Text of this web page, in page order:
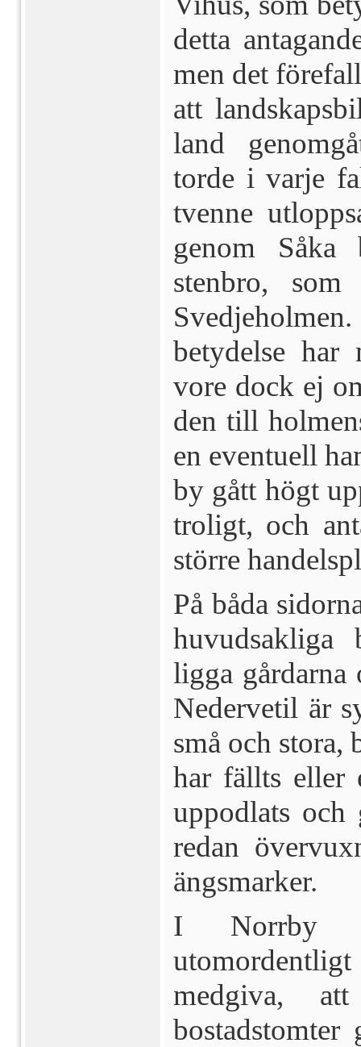
detta
men det
att
land
torde i varje
tvenne
genom Såka
stenbro,
betydelse har
vore dock ej
den till
en eventuell
by gått högt
troligt, och
större
På båda
huvud­sakliga
ligga gårdarna
Nedervetil är
små och stora,
har fällts eller
upp­odlats
redan
ängsmarker.
I Norrby
medgiva,